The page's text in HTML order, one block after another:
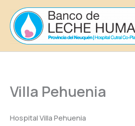
contenido
Villa Pehuenia
Hospital Villa Pehuenia